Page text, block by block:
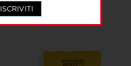
ISCRIVITI
Leggi tutto